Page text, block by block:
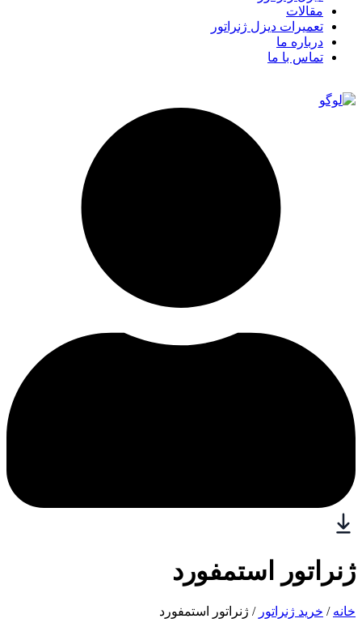
مقالات
تعمیرات دیزل ژنراتور
درباره ما
تماس با ما
ژنراتور استمفورد
خانه / خرید ژنراتور / ژنراتور استمفورد